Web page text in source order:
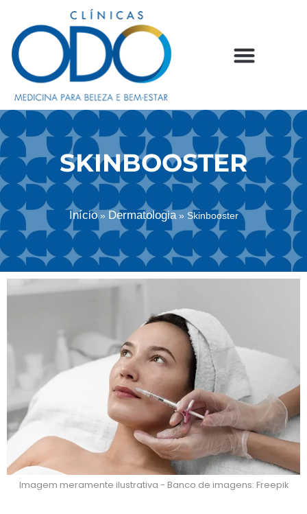
SKINBOOSTER
Início» Dermatologia» Skinbooster
Imagem meramente ilustrativa - Banco de imagens: Freepik